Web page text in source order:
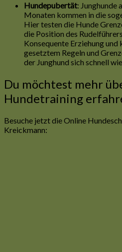
Hundepubertät: Junghunde
Monaten kommen in die
Hier testen die Hunde
die Position des
Konsequente Erziehung und
gesetztem Regeln und
der Junghund sich schnell
Du möchtest mehr
Hundetraining
Besuche jetzt die Online
Kreickmann: